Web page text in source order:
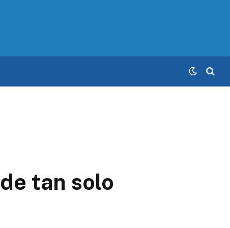
tan solo